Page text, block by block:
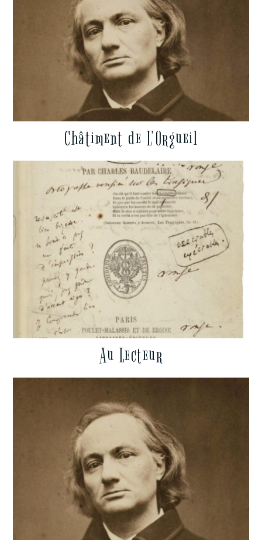
Châtiment de L’Orgueil
Au Lecteur